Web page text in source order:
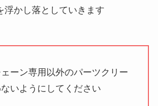
浮かし落としていきます
ーン専用以外のパーツクリー
いようにしてください